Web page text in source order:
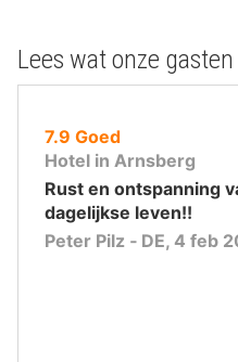
Lees wat onze
7.9 uit
10
,
Goed
Hotel in Arnsberg
Rust en ontspanning
dagelijkse leven!!
Peter Pilz ‐ DE, 4 feb